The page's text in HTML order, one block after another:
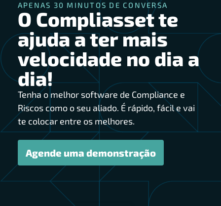
APENAS 30 MINUTOS DE CONVERSA
O Compliasset te
ajuda a ter mais
velocidade no dia a
dia!
Tenha o melhor software de Compliance e
Riscos como o seu aliado. É rápido, fácil e vai
te colocar entre os melhores.
Agende uma demonstração